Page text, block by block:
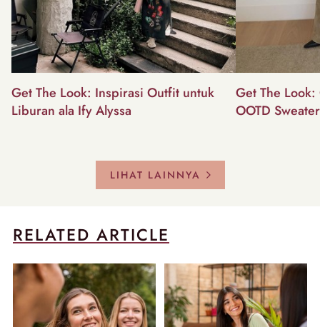
Get The Look: Inspirasi Outfit untuk
Liburan ala Ify Alyssa
Get The
OOTD
LIHAT LAINNYA
RELATED ARTICLE